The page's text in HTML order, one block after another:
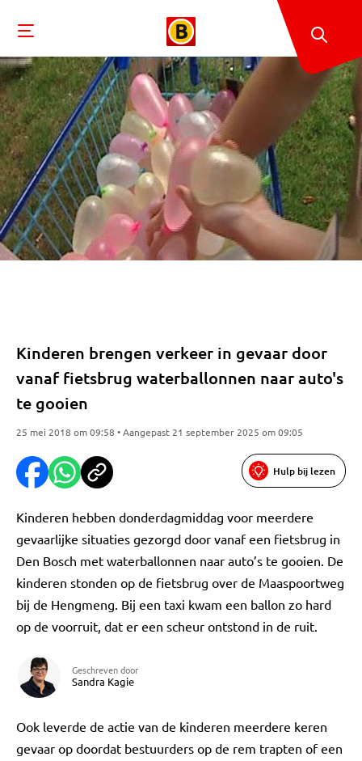
Kinderen brengen verkeer in gevaar door
vanaf fietsbrug waterballonnen naar auto's
te gooien
25 mei 2018 om 09:58 • Aangepast 21 september 2025 om 09:05
Hulp bij lezen
Kinderen hebben donderdagmiddag voor meerdere
gevaarlijke situaties gezorgd door vanaf een fietsbrug in
Den Bosch met waterballonnen naar auto’s te gooien. De
kinderen stonden op de fietsbrug over de Maaspoortweg
bij de Hengmeng. Bij een taxi kwam een ballon zo hard
op de voorruit, dat er een scheur ontstond in de ruit.
Geschreven door
Sandra Kagie
Ook leverde de actie van de kinderen meerdere keren
gevaar op doordat bestuurders op de rem trapten of een